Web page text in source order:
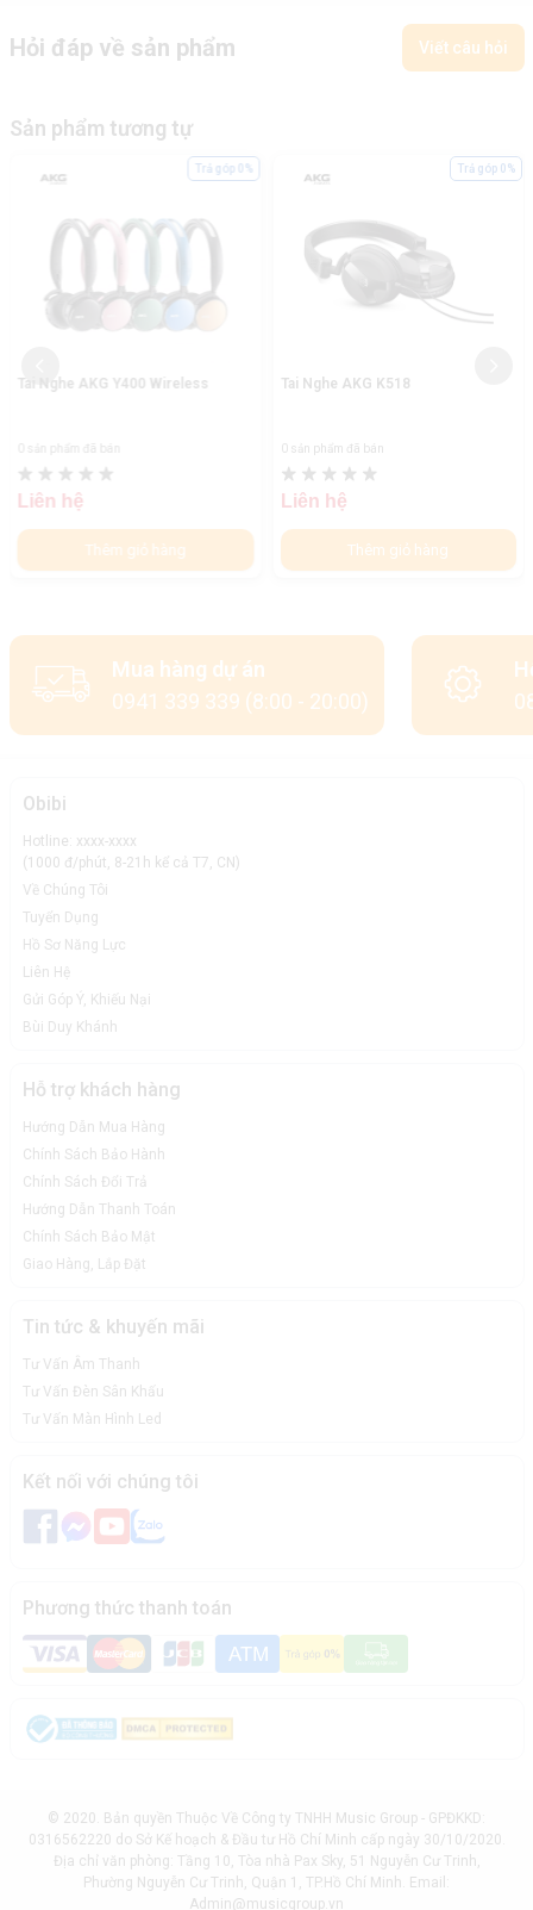
Hỏi đáp về sản phẩm Viết câu hỏi
Sản phẩm tương tự
Tai Nghe AKG Y400 Wireless
0 sản phẩm đã bán
Liên hệ
Thêm giỏ hàng
Trả góp 0%
Tai Nghe AKG K518
0 sản phẩm đã bán
Liên hệ
Thêm giỏ hàng
Trả góp 0%
Mua hàng dự án
0941 339 339 (8:00 - 20:00)
Obibi
Hotline: xxxx-xxxx
(1000 đ/phút, 8-21h kể cả T7, CN)
Về Chúng Tôi
Tuyển Dụng
Hồ Sơ Năng Lực
Liên Hệ
Gửi Góp Ý, Khiếu Nại
Bùi Duy Khánh
Hỗ trợ khách hàng
Hướng Dẫn Mua Hàng
Chính Sách Bảo Hành
Chính Sách Đổi Trả
Hướng Dẫn Thanh Toán
Chính Sách Bảo Mật
Giao Hàng, Lắp Đặt
Tin tức & khuyến mãi
Tư Vấn Âm Thanh
Tư Vấn Đèn Sân Khấu
Tư Vấn Màn Hình Led
Kết nối với chúng tôi
Phương thức thanh toán
© 2020. Bản quyền Thuộc Về Công ty TNHH Music Group - GPĐKKD:
0316562220 do Sở Kế hoạch & Đầu tư Hồ Chí Minh cấp ngày 30/10/2020.
Địa chỉ văn phòng: Tầng 10, Tòa nhà Pax Sky, 51 Nguyễn Cư Trinh,
Phường Nguyễn Cư Trinh, Quận 1, TP.Hồ Chí Minh. Email:
Admin@musicgroup.vn